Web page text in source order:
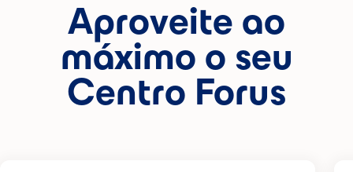
Aproveite ao
máximo o seu
Centro Forus